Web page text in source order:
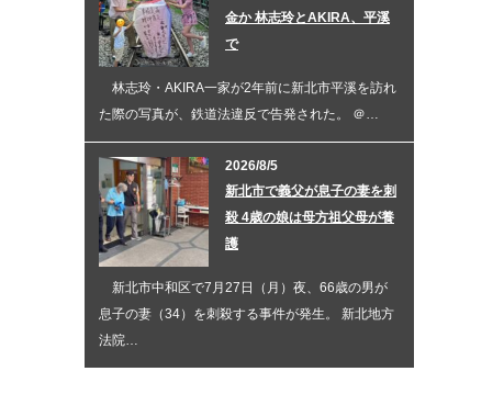
金か 林志玲とAKIRA、平溪
で
林志玲・AKIRA一家が2年前に新北市平溪を訪れ
た際の写真が、鉄道法違反で告発された。 ＠…
2026/8/5
新北市で義父が息子の妻を刺
殺 4歳の娘は母方祖父母が養
護
新北市中和区で7月27日（月）夜、66歳の男が
息子の妻（34）を刺殺する事件が発生。 新北地方
法院…